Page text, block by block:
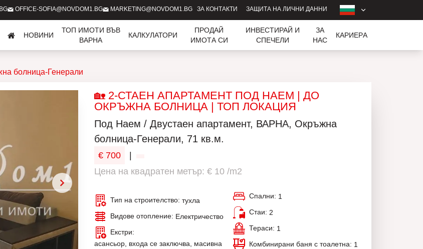
OFFICE-SOFIA@NOVDOM1.BG MARKETING@NOVDOM1.BG ЗА КОНТАКТИ ЗАЩИТА НА ЛИЧНИ ДАННИ
НОВИНИ
ТОП ИМОТИ ВЪВ
ВАРНА
КАЛКУЛАТОРИ
ПРОДАЙ
ИМОТА СИ
ИНВЕСТИРАЙ И
СПЕЧЕЛИ
ЗА
НАС
КАРИЕРA
болница-Генерали
🏡 2-СТАЕН АПАРТАМЕНТ ПОД НАЕМ | ДО
ОКРЪЖНА БОЛНИЦА | ТОП ЛОКАЦИЯ
Под Наем / Двустаен апартамент, ВАРНА, Окръжна
болница-Генерали, 71 кв.м.
€ 700
Цена на квадратен метър: € 10 /m2
Тип на строителство: тухла
Видове отопление: Електричество
Екстри:
асансьор, входа се заключва, масивна
Спални: 1
Стаи: 2
Тераси: 1
Комбинирани баня с тоалетна: 1